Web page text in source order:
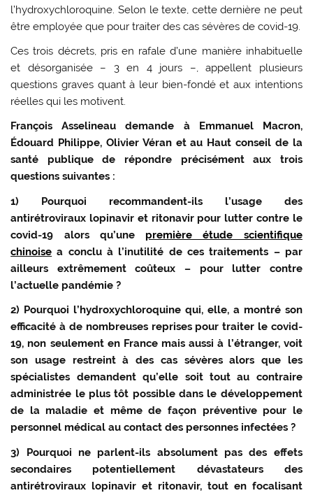
l’hydroxychloroquine. Selon le texte, cette dernière ne peut
être employée que pour traiter des cas sévères de covid-19.
Ces trois décrets, pris en rafale d’une manière inhabituelle
et désorganisée – 3 en 4 jours –, appellent plusieurs
questions graves quant à leur bien-fondé et aux intentions
réelles qui les motivent.
François Asselineau demande à Emmanuel Macron,
Édouard Philippe, Olivier Véran et au Haut conseil de la
santé publique de répondre précisément aux trois
questions suivantes :
1) Pourquoi recommandent-ils l’usage des
antirétroviraux lopinavir et ritonavir pour lutter contre le
covid-19 alors qu’une première étude scientifique
chinoise a conclu à l’inutilité de ces traitements – par
ailleurs extrêmement coûteux – pour lutter contre
l’actuelle pandémie ?
2) Pourquoi l’hydroxychloroquine qui, elle, a montré son
efficacité à de nombreuses reprises pour traiter le covid-
19, non seulement en France mais aussi à l’étranger, voit
son usage restreint à des cas sévères alors que les
spécialistes demandent qu’elle soit tout au contraire
administrée le plus tôt possible dans le développement
de la maladie et même de façon préventive pour le
personnel médical au contact des personnes infectées ?
3) Pourquoi ne parlent-ils absolument pas des effets
secondaires potentiellement dévastateurs des
antirétroviraux lopinavir et ritonavir, tout en focalisant